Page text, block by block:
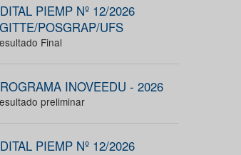
PIEMP Nº 12/2026
POSGRAP/UFS
Final
INOVEEDU - 2026
preliminar
PIEMP Nº 12/2026